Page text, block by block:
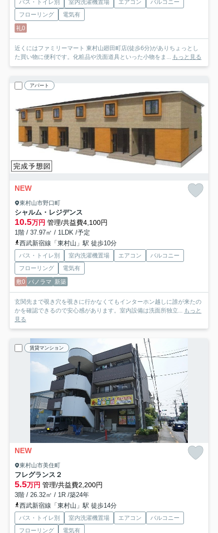
バス・トイレ別 室内洗濯機置場 エアコン
バルコニー
フローリング
電気有
礼0
近くにはファミリーマート 東村山廻田町店(徒歩6分)がありちょっとし
た買い物に便利です。化粧品や洗面道具といった小物をま... もっと見る
アパート
NEW
東村山市野口町
シャルム・レジデンス
10.5万円 管理/共益費4,100円
1階 / 37.97㎡ / 1LDK /予定
西武新宿線「東村山」駅 徒歩10分
バス・トイレ別 室内洗濯機置場 エアコン
バルコニー
フローリング
電気有
敷0 パノラマ 新築
玄関先まで覗き穴を覗きに行かなくてもインターホン越しに誰が来たの
かを確認できるので安心感があります。室内設備は洗面所独立... もっと
見る
賃貸マンション
NEW
東村山市美住町
フレグランス２
5.5万円 管理/共益費2,200円
3階 / 26.32㎡ / 1R /築24年
西武新宿線「東村山」駅 徒歩14分
バス・トイレ別 室内洗濯機置場 エアコン
バルコニー
フローリング
電気有